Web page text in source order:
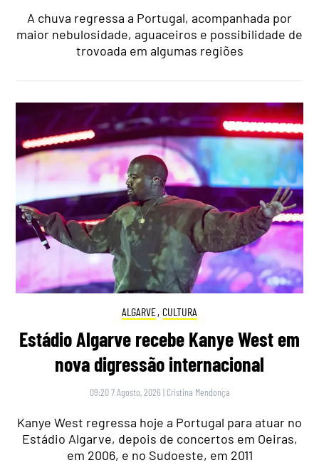
A chuva regressa a Portugal, acompanhada por
maior nebulosidade, aguaceiros e possibilidade de
trovoada em algumas regiões
ALGARVE, CULTURA
Estádio Algarve recebe Kanye West em
nova digressão internacional
09:20 7 Agosto, 2026 | Cristina Mendonça
Kanye West regressa hoje a Portugal para atuar no
Estádio Algarve, depois de concertos em Oeiras,
em 2006, e no Sudoeste, em 2011